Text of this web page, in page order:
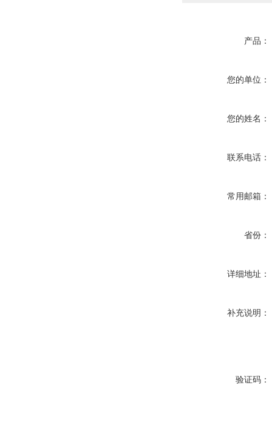
产品：
您的单位：
您的姓名：
联系电话：
常用邮箱：
省份：
详细地址：
补充说明：
验证码：